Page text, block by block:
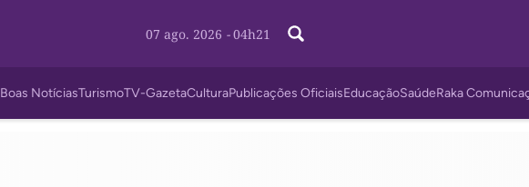
07 ago. 2026 - 04h21
Boas NotíciasTurismoTV-GazetaCulturaPublicações OficiaisEducaçãoSaúdeRaka